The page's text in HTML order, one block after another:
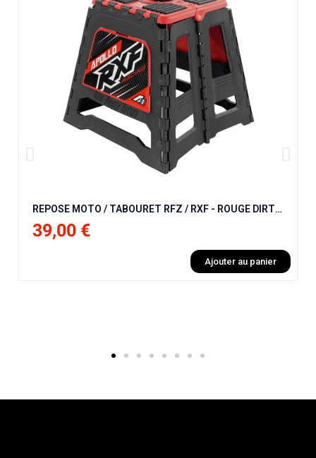
REPOSE MOTO / TABOURET RFZ / RXF - ROUGE DIRT BIKE / PIT MINI / MOTO / QUAD
39,00 €
Ajouter au panier